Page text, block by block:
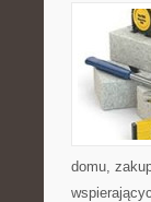
domu,